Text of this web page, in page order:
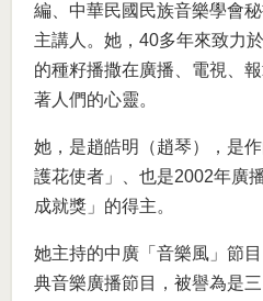
編、中華民國民族音樂學會
主講人。她，40多年來致力
的種籽播撒在廣播、電視、
著人們的心靈。
她，是趙皓明（趙琴），是
護花使者」、也是2002年廣
成就獎」的得主。
她主持的中廣「音樂風」節
典音樂廣播節目，被譽為是